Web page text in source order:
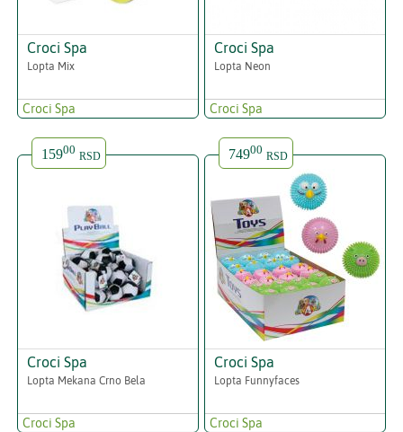
Croci Spa
Lopta Mix
Croci Spa
Croci Spa
Lopta Neon
Croci Spa
15900 RSD
Croci Spa
Lopta Mekana Crno Bela
Croci Spa
74900 RSD
Croci Spa
Lopta Funnyfaces
Croci Spa